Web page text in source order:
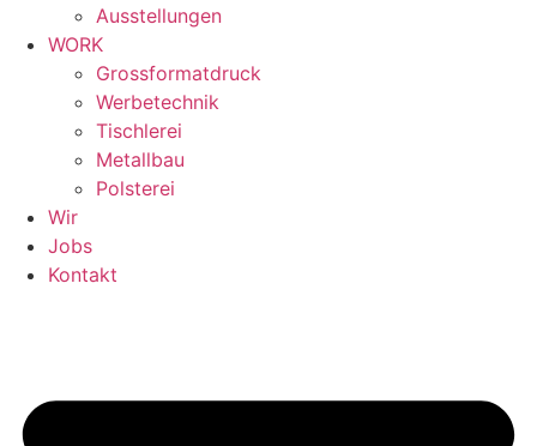
Ausstellungen
WORK
Grossformatdruck
Werbetechnik
Tischlerei
Metallbau
Polsterei
Wir
Jobs
Kontakt